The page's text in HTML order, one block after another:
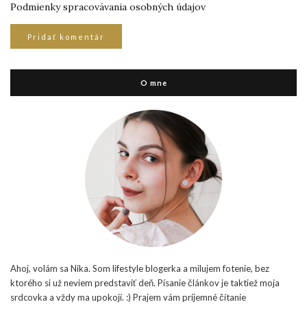
Podmienky spracovávania osobných údajov
O mne
Ahoj, volám sa Nika. Som lifestyle blogerka a milujem fotenie, bez
ktorého si už neviem predstaviť deň. Písanie článkov je taktiež moja
srdcovka a vždy ma upokojí. :) Prajem vám príjemné čítanie